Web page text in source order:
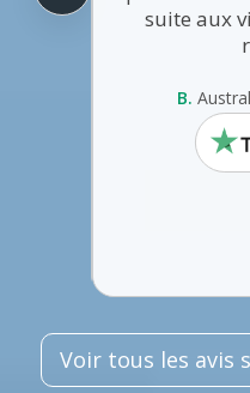
2025
suite aux
B.
Voir tous les avis